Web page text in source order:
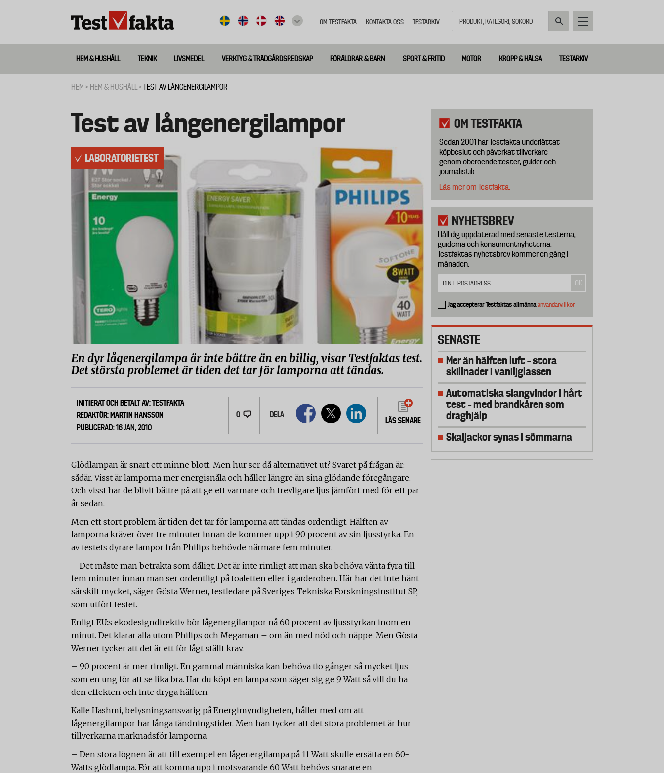
meny
OM TESTFAKTA KONTAKTA OSS TESTARKIV
Huvudmeny
ny
HEM & HUSHÅLL TEKNIK LIVSMEDEL VERKTYG & TRÄDGÅRDSREDSKAP FÖRÄLDRAR & BARN SPORT & FRITID MOTOR KROPP & HÄLSA TESTARKIV
HEM HEM & HUSHÅLL TEST AV LÅNGENERGILAMPOR
Test av långenergilampor
LABORATORIETEST
En dyr lågenergilampa är inte bättre än en billig, visar Testfaktas test.
Det största problemet är tiden det tar för lamporna att tändas.
INITIERAT OCH BETALT AV: TESTFAKTA
REDAKTÖR: MARTIN HANSSON
PUBLICERAD: 16 JAN, 2010
0 DELA
LÄS SENARE
Glödlampan är snart ett minne blott. Men hur ser då alternativet ut? Svaret på frågan är:
sådär. Visst är lamporna mer energisnåla och håller längre än sina glödande föregångare.
Och visst har de blivit bättre på att ge ett varmare och trevligare ljus jämfört med för ett par
år sedan.
Men ett stort problem är tiden det tar för lamporna att tändas ordentligt. Hälften av
lamporna kräver över tre minuter innan de kommer upp i 90 procent av sin ljusstyrka. En
av testets dyrare lampor från Philips behövde närmare fem minuter.
– Det måste man betrakta som dåligt. Det är inte rimligt att man ska behöva vänta fyra till
fem minuter innan man ser ordentligt på toaletten eller i garderoben. Här har det inte hänt
särskilt mycket, säger Gösta Werner, testledare på Sveriges Tekniska Forskningsinstitut SP,
som utfört testet.
Enligt EU:s ekodesigndirektiv bör lågenergilampor nå 60 procent av ljusstyrkan inom en
minut. Det klarar alla utom Philips och Megaman – om än med nöd och näppe. Men Gösta
Werner tycker att det är ett för lågt ställt krav.
– 90 procent är mer rimligt. En gammal människa kan behöva tio gånger så mycket ljus
som en ung för att se lika bra. Har du köpt en lampa som säger sig ge 9 Watt så vill du ha
den effekten och inte dryga hälften.
Kalle Hashmi, belysningsansvarig på Energimyndigheten, håller med om att
lågenergilampor har långa tändningstider. Men han tycker att det stora problemet är hur
tillverkarna marknadsför lamporna.
– Den stora lögnen är att till exempel en lågenergilampa på 11 Watt skulle ersätta en 60-
Watts glödlampa. För att komma upp i motsvarande 60 Watt behövs snarare en
OM TESTFAKTA
Sedan 2001 har Testfakta underlättat
köpbeslut och påverkat tillverkare
genom oberoende tester, guider och
journalistik.
Läs mer om Testfakta.
NYHETSBREV
Håll dig uppdaterad med senaste testerna,
guiderna och konsumentnyheterna.
Testfaktas nyhetsbrev kommer en gång i
månaden.
Jag accepterar Testfaktas allmännaanvändarvillkor
SENASTE
Mer än hälften luft – stora
skillnader i vaniljglassen
Automatiska slangvindor i hårt
test – med brandkåren som
draghjälp
Skaljackor synas i sömmarna